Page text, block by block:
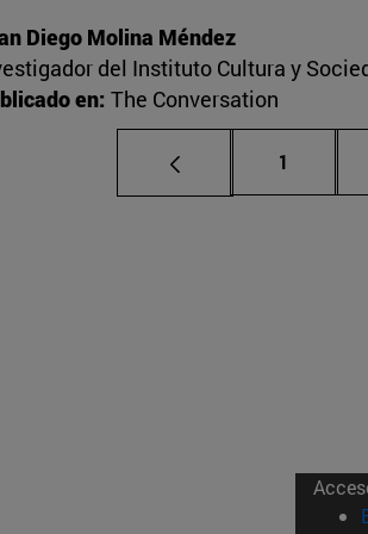
Diego Molina Méndez
del Instituto Cultura y
en: The Conversation
Página
1